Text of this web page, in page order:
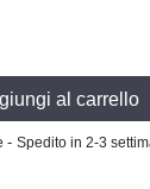
al carrello
- Spedito in 2-3